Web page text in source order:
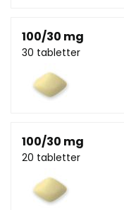
100/30 mg
30 tabletter
100/30 mg
20 tabletter